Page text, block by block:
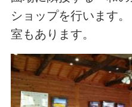
ショップを行います
室もあります。